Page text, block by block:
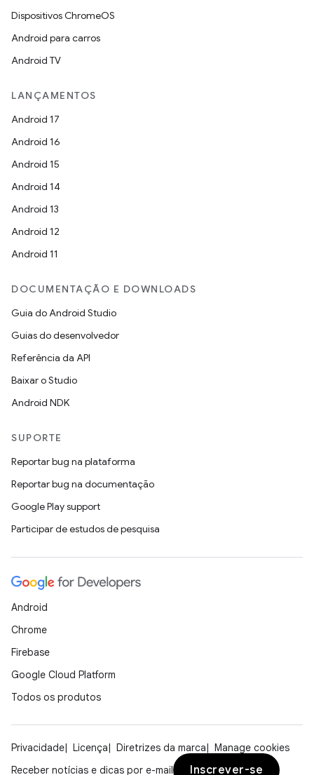
Dispositivos ChromeOS
Android para carros
Android TV
LANÇAMENTOS
Android 17
Android 16
Android 15
Android 14
Android 13
Android 12
Android 11
DOCUMENTAÇÃO E DOWNLOADS
Guia do Android Studio
Guias do desenvolvedor
Referência da API
Baixar o Studio
Android NDK
SUPORTE
Reportar bug na plataforma
Reportar bug na documentação
Google Play support
Participar de estudos de pesquisa
Android
Chrome
Firebase
Google Cloud Platform
Todos os produtos
Privacidade Licença Diretrizes da marca
Manage cookies
Receber notícias e dicas por e-mail
Inscrever-se